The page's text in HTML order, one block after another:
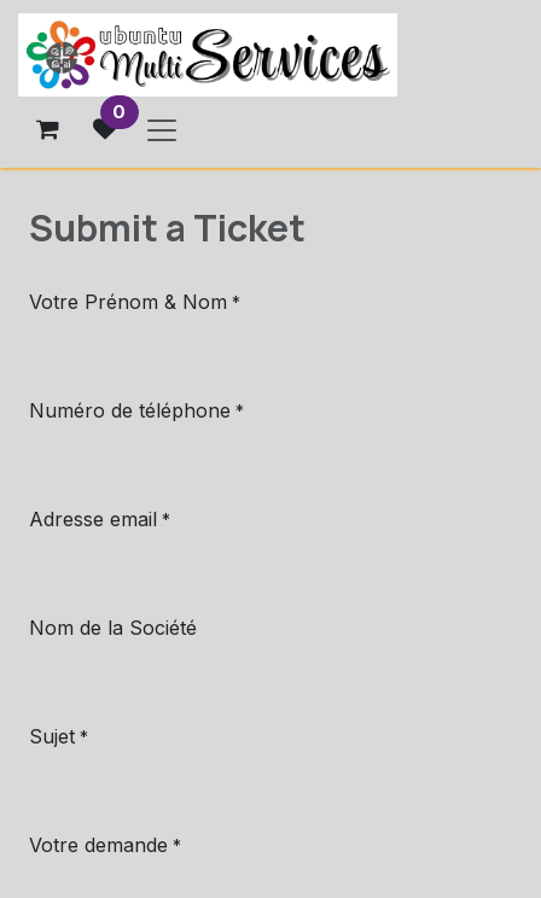
Se rendre au contenu
0
Submit a Ticket
Votre Prénom & Nom *
Numéro de téléphone *
Adresse email *
Nom de la Société
Sujet *
Votre demande *